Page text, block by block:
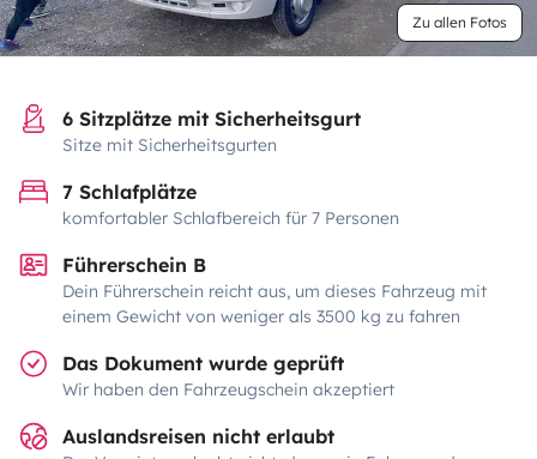
Zu allen Fotos
6 Sitzplätze mit Sicherheitsgurt
Sitze mit Sicherheitsgurten
7 Schlafplätze
komfortabler Schlafbereich für 7 Personen
Führerschein B
Dein Führerschein reicht aus, um dieses Fahrzeug mit
einem Gewicht von weniger als 3500 kg zu fahren
Das Dokument wurde geprüft
Wir haben den Fahrzeugschein akzeptiert
Auslandsreisen nicht erlaubt